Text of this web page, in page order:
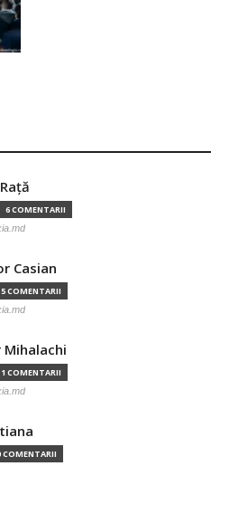
6 COMENTARII
Casian
5 COMENTARII
1 COMENTARII
COMENTARII